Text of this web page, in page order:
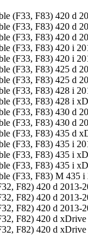
(F33, F83) 420 d
(F33, F83) 420 d
(F33, F83) 420 d
(F33, F83) 420 i
(F33, F83) 420 i
(F33, F83) 425 d
(F33, F83) 425 d
(F33, F83) 428 i
(F33, F83) 428 i
(F33, F83) 430 d
(F33, F83) 430 d
(F33, F83) 435 d
(F33, F83) 435 i
(F33, F83) 435 i
(F33, F83) 435 i
(F33, F83) M 435
F82) 420 d 2013-
F82) 420 d 2013-
F82) 420 d 2013-
F82) 420 d
F82) 420 d